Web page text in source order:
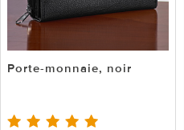
Porte-monnaie, noir